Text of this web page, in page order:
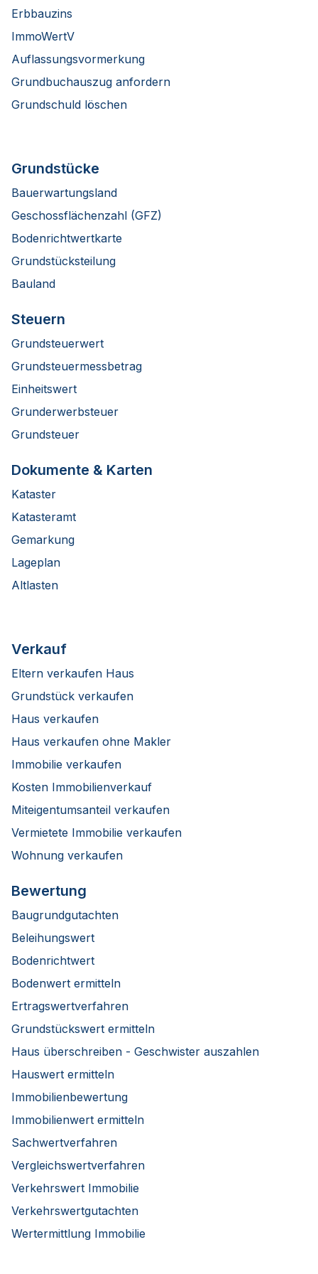
Erbbauzins
ImmoWertV
Auflassungsvormerkung
Grundbuchauszug anfordern
Grundschuld löschen
Grundstücke
Bauerwartungsland
Geschossflächenzahl (GFZ)
Bodenrichtwertkarte
Grundstücksteilung
Bauland
Steuern
Grundsteuerwert
Grundsteuermessbetrag
Einheitswert
Grunderwerbsteuer
Grundsteuer
Dokumente & Karten
Kataster
Katasteramt
Gemarkung
Lageplan
Altlasten
Verkauf
Eltern verkaufen Haus
Grundstück verkaufen
Haus verkaufen
Haus verkaufen ohne Makler
Immobilie verkaufen
Kosten Immobilienverkauf
Miteigentumsanteil verkaufen
Vermietete Immobilie verkaufen
Wohnung verkaufen
Bewertung
Baugrundgutachten
Beleihungswert
Bodenrichtwert
Bodenwert ermitteln
Ertragswertverfahren
Grundstückswert ermitteln
Haus überschreiben - Geschwister auszahlen
Hauswert ermitteln
Immobilienbewertung
Immobilienwert ermitteln
Sachwertverfahren
Vergleichswertverfahren
Verkehrswert Immobilie
Verkehrswertgutachten
Wertermittlung Immobilie